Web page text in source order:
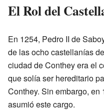
El Rol del
En 1254, Pedro II de
de las ocho castellanías
ciudad de Conthey era el
que solía ser hereditario
Conthey. Sin embargo,
asumió este cargo.